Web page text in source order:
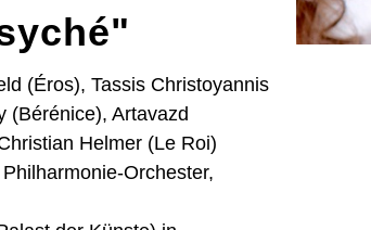
(Éros), Tassis Christoyannis
(Bérénice), Artavazd
Helmer (Le Roi)
Orchester,